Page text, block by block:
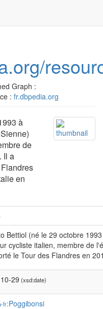
Graph :
: fr.dbpedia.org
à
de
Il a
en
Bettiol (né le 29 octobre
cycliste italien, membre de
le Tour des Flandres en
29 (xsd:date)
fr:Poggibonsi